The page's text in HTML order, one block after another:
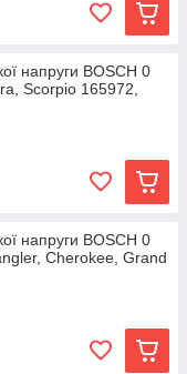
напруги BOSCH 0
Scorpio 165972,
напруги BOSCH 0
Cherokee, Grand